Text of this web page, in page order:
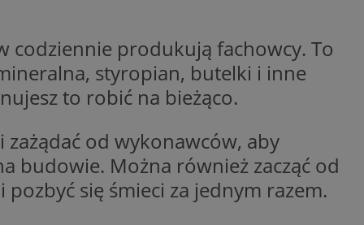
codziennie produkują fachowcy. To
styropian, butelki i inne
to robić na bieżąco.
od wykonawców, aby
budowie. Można również zacząć od
się śmieci za jednym razem.
pomagając
wydajność
Microsoft
informacji
w celu
strony
firmę
Można to
firmy Microsoft.
w wielu różnych
użytkowników.
zapewnia
aby śledzić
YouTube
czy